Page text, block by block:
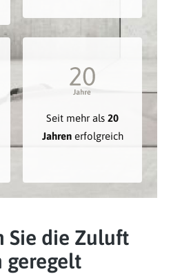
Seit mehr als 20
Jahrenerfolgreich
Sie die Zuluft
geregelt